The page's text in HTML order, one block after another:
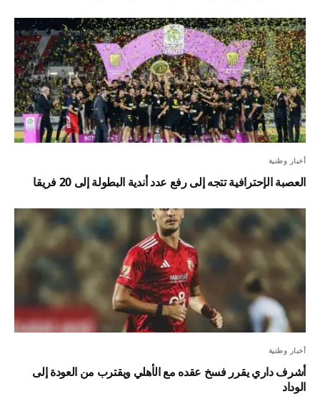
أخبار وطنية
العصبة الإحترافية تتجه إلى رفع عدد أندية البطولة إلى 20 فريقا
أخبار وطنية
أشرف داري يقرر فسخ عقده مع الأهلي ويقترب من العودة إلى
الوداد